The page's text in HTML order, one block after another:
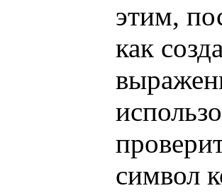
этим,
как
символ